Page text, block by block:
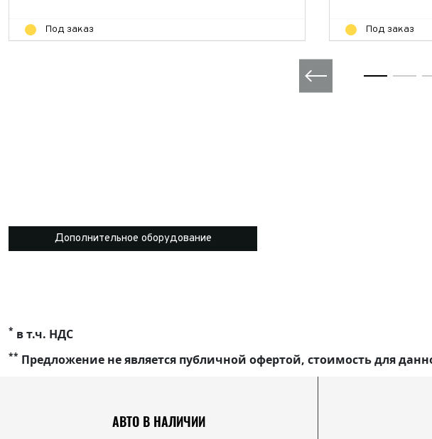
Под заказ Под заказ
Дополнительное оборудование
* в т.ч. НДС
** Предложение не является публичной офертой, стоимость для
АВТО В НАЛИЧИИ